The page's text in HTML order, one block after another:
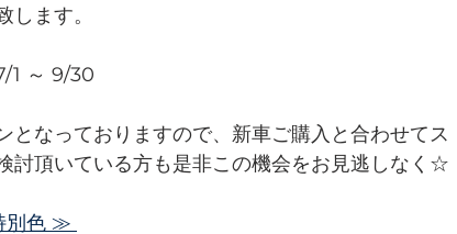
ます。
1 ～ 9/30
となっておりますので、新車ご購入と合わせてス
討頂いている方も是非この機会をお見逃しなく☆
別色 ≫